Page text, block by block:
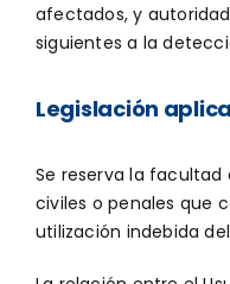
afectados, y
siguientes a la
Legislación
Se reserva la
civiles o penales que
utilización indebida